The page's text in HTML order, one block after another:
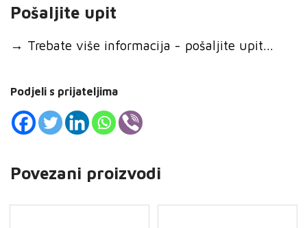
Pošaljite upit
→ Trebate više informacija - pošaljite upit...
Podjeli s prijateljima
Povezani proizvodi